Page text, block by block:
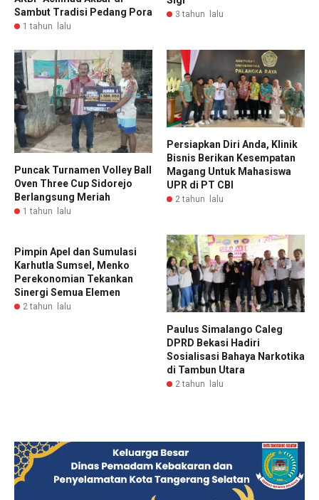
Sambut Tradisi Pedang Pora
1 tahun lalu
3 tahun lalu
Puncak Turnamen Volley Ball
Oven Three Cup Sidorejo
Berlangsung Meriah
1 tahun lalu
Persiapkan Diri Anda, Klinik
Bisnis Berikan Kesempatan
Magang Untuk Mahasiswa
UPR di PT CBI
2 tahun lalu
Pimpin Apel dan Sumulasi
Karhutla Sumsel, Menko
Perekonomian Tekankan
Sinergi Semua Elemen
2 tahun lalu
Paulus Simalango Caleg
DPRD Bekasi Hadiri
Sosialisasi Bahaya Narkotika
di Tambun Utara
2 tahun lalu